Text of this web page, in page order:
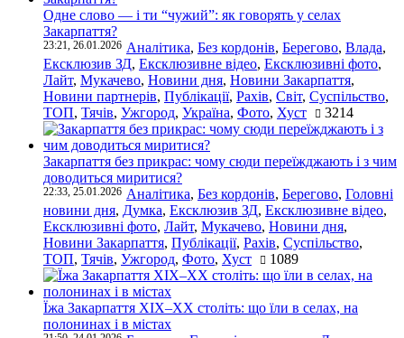
Одне слово — і ти “чужий”: як говорять у селах
Закарпаття?
23:21, 26.01.2026 Аналітика, Без кордонів, Берегово, Влада,
Ексклюзив ЗД, Ексклюзивне відео, Ексклюзивні фото,
Лайт, Мукачево, Новини дня, Новини Закарпаття,
Новини партнерів, Публікації, Рахів, Світ, Суспільство,
ТОП, Тячів, Ужгород, Україна, Фото, Хуст 3214
Закарпаття без прикрас: чому сюди переїжджають і з чим
доводиться миритися?
22:33, 25.01.2026 Аналітика, Без кордонів, Берегово, Головні
новини дня, Думка, Ексклюзив ЗД, Ексклюзивне відео,
Ексклюзивні фото, Лайт, Мукачево, Новини дня,
Новини Закарпаття, Публікації, Рахів, Суспільство,
ТОП, Тячів, Ужгород, Фото, Хуст 1089
Їжа Закарпаття ХІХ–ХХ століть: що їли в селах, на
полонинах і в містах